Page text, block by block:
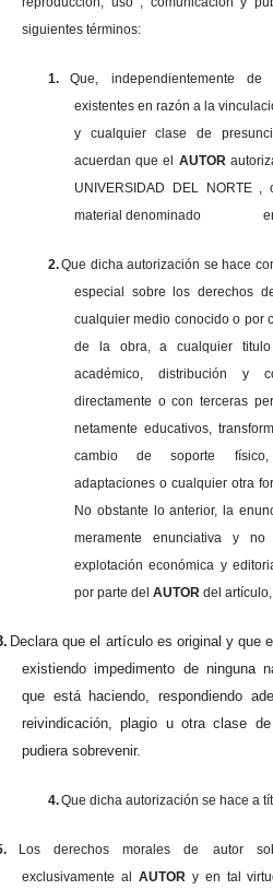
siguientes términos:
1.
Que, independientemente
existentes en razón a la
y cualquier clase de
acuerdan que el AUTOR
UNIVERSIDAD DEL NORTE
material denominado en
2.Que dicha autorización se hace
especial sobre los derechos
cualquier medio conocido o por
de la obra, a cualquier
académico, distribución y
directamente o con terceras
netamente educativos,
cambio de soporte físico,
adaptaciones o cualquier otra
No obstante lo anterior, la
meramente enunciativa y
explotación económica y
por parte del AUTORdel
Declara que el artículo es original y que
existiendo impedimento de ninguna
que está haciendo, respondiendo
reivindicación, plagio u otra clase
pudiera sobrevenir.
4.Que dicha autorización se hace a
Los derechos morales de autor
exclusivamente al AUTOR y en tal